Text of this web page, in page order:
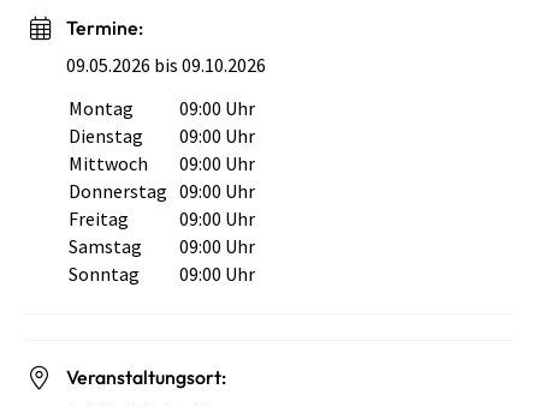
Termine:
09.05.2026 bis 09.10.2026
Wochentag
Öffnungszeiten
Montag
09:00 Uhr
Dienstag
09:00 Uhr
Mittwoch
09:00 Uhr
Donnerstag 09:00 Uhr
Freitag
09:00 Uhr
Samstag
09:00 Uhr
Sonntag
09:00 Uhr
Veranstaltungsort: